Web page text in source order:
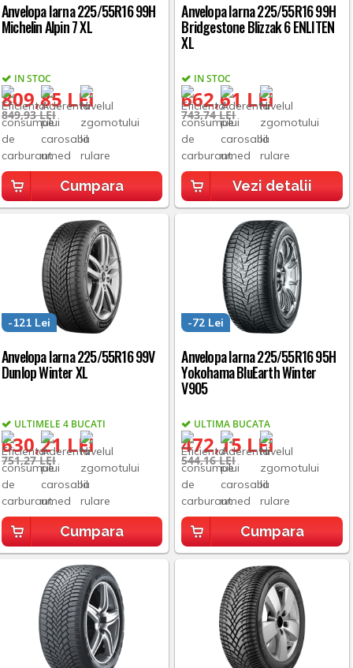
Anvelopa Iarna 225/55R16 99H
Michelin Alpin 7 XL
IN STOC
809,85 LEI
849,93 LEI
Cumpara
Anvelopa Iarna 225/55R16 99H
Bridgestone Blizzak 6 ENLITEN
XL
IN STOC
662,61 LEI
743,74 LEI
Vezi detalii
Anvelopa Iarna 225/55R16 99V
Dunlop Winter XL
ULTIMELE 4 BUCATI
630,21 LEI
-121 Lei
751,27 LEI
Cumpara
Anvelopa Iarna 225/55R16 95H
Yokohama BluEarth Winter
V905
ULTIMA BUCATA
472,15 LEI
-72 Lei
544,16 LEI
Cumpara